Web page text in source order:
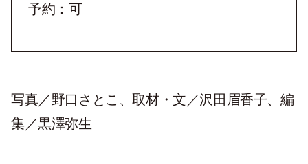
予約：可
写真／野口さとこ、取材・文／沢田眉香子、編
集／黒澤弥生